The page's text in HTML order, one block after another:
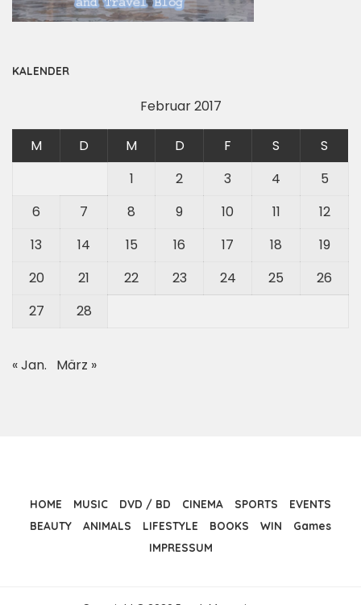
KALENDER
Februar 2017
M D M D F S
S
1
2 3 4
5
6
7 8 9 10 11
12
13
14 15 16 17 18
19
20
21 22 23 24 25
26
27
28
« Jan. März »
HOME MUSIC DVD / BD CINEMA SPORTS
EVENTS
BEAUTY
ANIMALS LIFESTYLE BOOKS WIN
Games
IMPRESSUM